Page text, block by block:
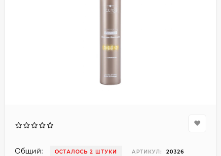
Общий: ОСТАЛОСЬ 2 ШТУКИ АРТИКУЛ: 20326